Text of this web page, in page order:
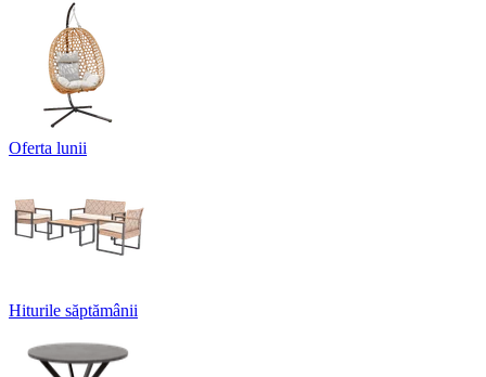
Oferta lunii
Hiturile săptămânii